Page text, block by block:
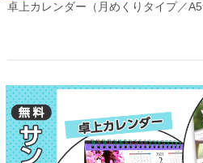
卓上カレンダー（月めくりタイプ／A5